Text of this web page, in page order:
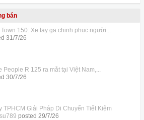
bán
Town 150: Xe tay ga chinh phục người...
31/7/26
People R 125 ra mắt tại Việt Nam,...
30/7/26
TPHCM Giải Pháp Di Chuyển Tiết Kiệm
posted 29/7/26